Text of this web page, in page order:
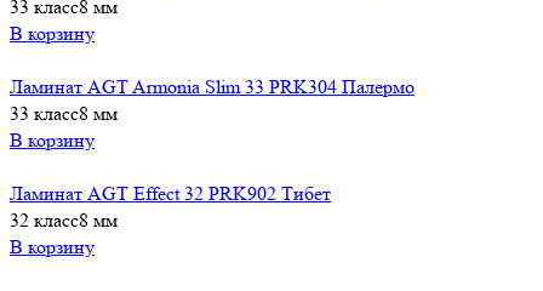
33 класс8 мм
В корзину
Ламинат AGT Armonia Slim 33 PRK304 Палермо
33 класс8 мм
В корзину
Ламинат AGT Effect 32 PRK902 Тибет
32 класс8 мм
В корзину